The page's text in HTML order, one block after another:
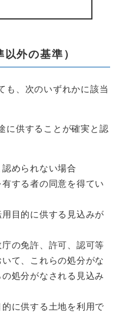
外の基準）
、次のいずれかに該当
供することが確実と認
められない場合
する者の同意を得てい
目的に供する見込みが
の免許、許可、認可等
て、これらの処分がな
処分がなされる見込み
に供する土地を利用で